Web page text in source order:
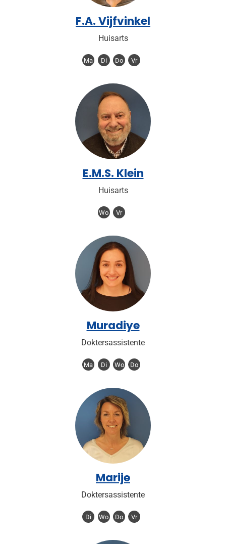
F.A. Vijfvinkel
Huisarts
Ma Di Do Vr
E.M.S. Klein
Huisarts
Wo Vr
Muradiye
Doktersassistente
Ma Di Wo Do
Marije
Doktersassistente
Di Wo Do Vr